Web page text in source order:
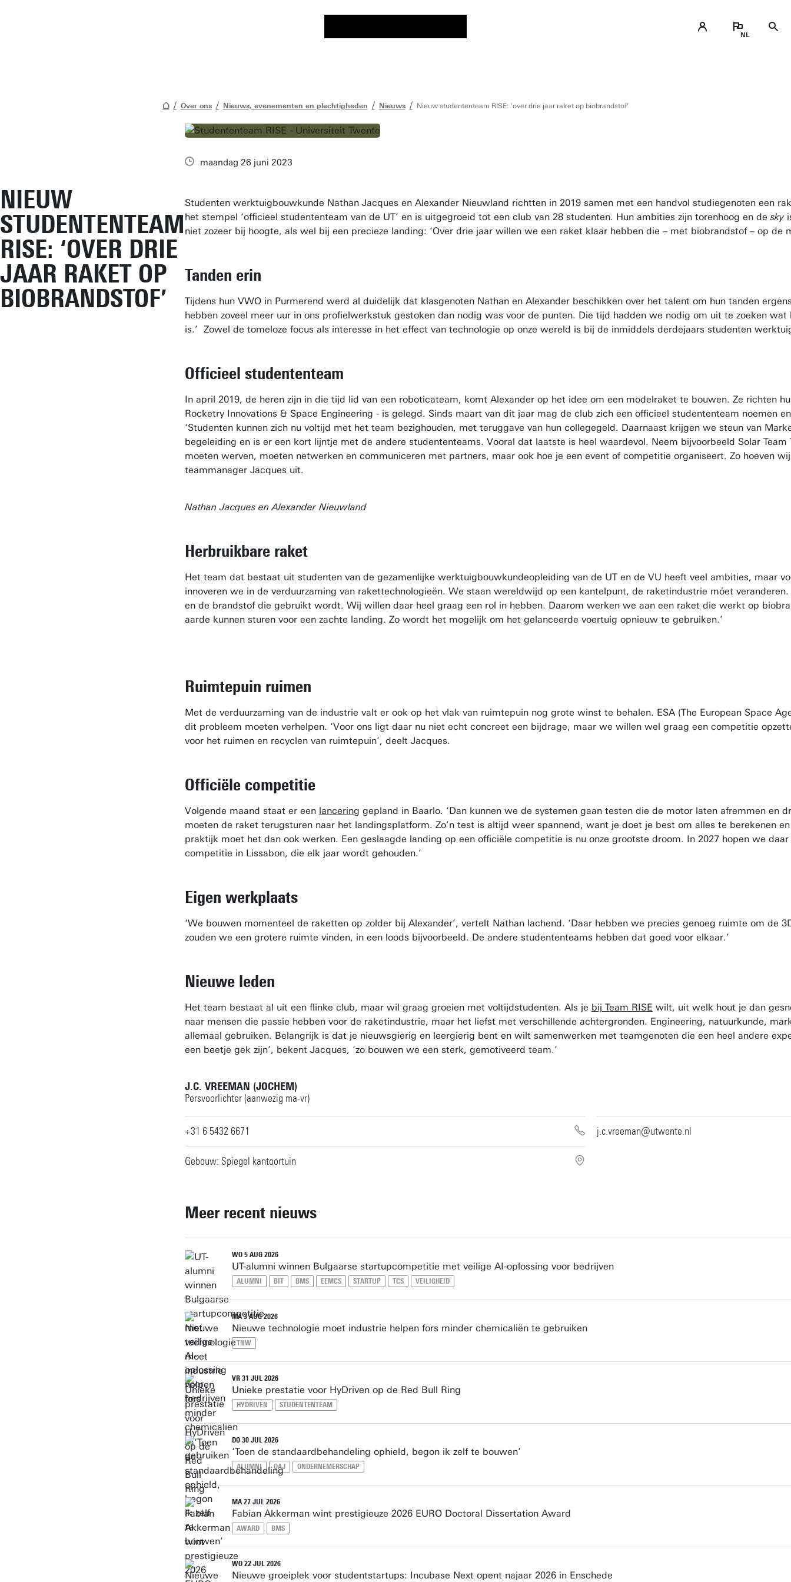
Over ons Nieuws, evenementen en plechtigheden Nieuws Nieuw studententeam RISE: ‘over drie jaar raket op biobrandstof’
NIEUW
STUDENTENTEAM
RISE: ‘OVER DRIE
JAAR RAKET OP
BIOBRANDSTOF’
maandag 26 juni 2023
Studenten werktuigbouwkunde Nathan Jacques en Alexander Nieuwland richtten in 2019 samen met een handvol studiegenoten een
het stempel ‘officieel studententeam van de UT’ en is uitgegroeid tot een club van 28 studenten. Hun ambities zijn torenhoog en desky
niet zozeer bij hoogte, als wel bij een precieze landing: ‘Over drie jaar willen we een raket klaar hebben die – met biobrandstof – op de
Tanden erin
Tijdens hun VWO in Purmerend werd al duidelijk dat klasgenoten Nathan en Alexander beschikken over het talent om hun tanden
hebben zoveel meer uur in ons profielwerkstuk gestoken dan nodig was voor de punten. Die tijd hadden we nodig om uit te zoeken
is.’ Zowel de tomeloze focus als interesse in het effect van technologie op onze wereld is bij de inmiddels derdejaars studenten
Officieel studententeam
In april 2019, de heren zijn in die tijd lid van een roboticateam, komt Alexander op het idee om een modelraket te bouwen. Ze richten
Rocketry Innovations & Space Engineering - is gelegd. Sinds maart van dit jaar mag de club zich een officieel studententeam noemen
‘Studenten kunnen zich nu voltijd met het team bezighouden, met teruggave van hun collegegeld. Daarnaast krijgen we steun van
begeleiding en is er een kort lijntje met de andere studententeams. Vooral dat laatste is heel waardevol. Neem bijvoorbeeld Solar Team
moeten werven, moeten netwerken en communiceren met partners, maar ook hoe je een event of competitie organiseert. Zo hoeven
teammanager Jacques uit.
Nathan Jacques en Alexander Nieuwland
Herbruikbare raket
Het team dat bestaat uit studenten van de gezamenlijke werktuigbouwkundeopleiding van de UT en de VU heeft veel ambities, maar
innoveren we in de verduurzaming van rakettechnologieën. We staan wereldwijd op een kantelpunt, de raketindustrie móet
en de brandstof die gebruikt wordt. Wij willen daar heel graag een rol in hebben. Daarom werken we aan een raket die werkt op
aarde kunnen sturen voor een zachte landing. Zo wordt het mogelijk om het gelanceerde voertuig opnieuw te gebruiken.’
Ruimtepuin ruimen
Met de verduurzaming van de industrie valt er ook op het vlak van ruimtepuin nog grote winst te behalen. ESA (The European Space
dit probleem moeten verhelpen. ‘Voor ons ligt daar nu niet echt concreet een bijdrage, maar we willen wel graag een competitie
voor het ruimen en recyclen van ruimtepuin’, deelt Jacques.
Officiële competitie
Volgende maand staat er een lancering gepland in Baarlo. ‘Dan kunnen we de systemen gaan testen die de motor laten afremmen en
moeten de raket terugsturen naar het landingsplatform. Zo’n test is altijd weer spannend, want je doet je best om alles te berekenen
praktijk moet het dan ook werken. Een geslaagde landing op een officiële competitie is nu onze grootste droom. In 2027 hopen we
competitie in Lissabon, die elk jaar wordt gehouden.’
Eigen werkplaats
‘We bouwen momenteel de raketten op zolder bij Alexander’, vertelt Nathan lachend. ‘Daar hebben we precies genoeg ruimte om de
zouden we een grotere ruimte vinden, in een loods bijvoorbeeld. De andere studententeams hebben dat goed voor elkaar.’
Nieuwe leden
Het team bestaat al uit een flinke club, maar wil graag groeien met voltijdstudenten. Als je bij Team RISE wilt, uit welk hout je dan
naar mensen die passie hebben voor de raketindustrie, maar het liefst met verschillende achtergronden. Engineering, natuurkunde,
allemaal gebruiken. Belangrijk is dat je nieuwsgierig en leergierig bent en wilt samenwerken met teamgenoten die een heel andere
een beetje gek zijn’, bekent Jacques, ‘zo bouwen we een sterk, gemotiveerd team.’
J.C. VREEMAN (JOCHEM)
Persvoorlichter (aanwezig ma-vr)
+31 6 5432 6671 j.c.vreeman@utwente.nl
Gebouw: Spiegel kantoortuin
Meer recent nieuws
WO 5 AUG 2026
UT-alumni winnen Bulgaarse startupcompetitie met veilige AI-oplossing voor bedrijven
ALUMNI BIT BMS EEMCS STARTUP TCS VEILIGHEID
MA 3 AUG 2026
Nieuwe technologie moet industrie helpen fors minder chemicaliën te gebruiken
TNW
VR 31 JUL 2026
Unieke prestatie voor HyDriven op de Red Bull Ring
HYDRIVEN STUDENTENTEAM
DO 30 JUL 2026
‘Toen de standaardbehandeling ophield, begon ik zelf te bouwen’
ALUMNI OAJ ONDERNEMERSCHAP
MA 27 JUL 2026
Fabian Akkerman wint prestigieuze 2026 EURO Doctoral Dissertation Award
AWARD BMS
WO 22 JUL 2026
Nieuwe groeiplek voor studentstartups: Incubase Next opent najaar 2026 in Enschede